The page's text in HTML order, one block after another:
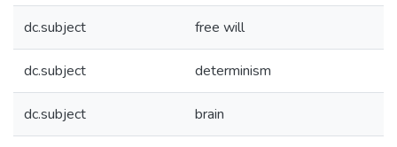
dc.subject free will
dc.subject determinism
dc.subject brain